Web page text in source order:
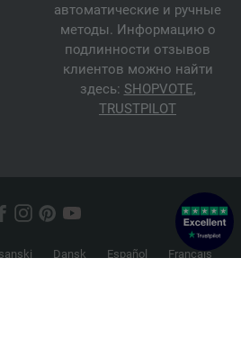
автоматические и ручные
методы. Информацию о
подлинности отзывов
клиентов можно найти
здесь: SHOPVOTE,
TRUSTPILOT
Dansk Español
Français